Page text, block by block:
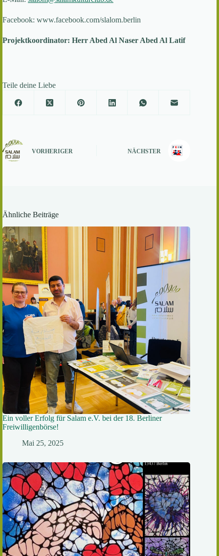
Facebook: www.facebook.com/slalom.berlin
Projektkoordinator: Herr Abed Al Naser Abed Al Latif
Teile deine Liebe
VORHERIGER NÄCHSTER
Ähnliche Beiträge
Ein voller Erfolg für Salam e.V. bei der 18. Berliner
Freiwilligenbörse!
Mai 25, 2025